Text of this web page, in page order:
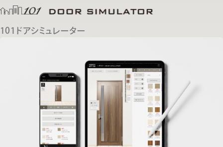
101ドアシミュレーター